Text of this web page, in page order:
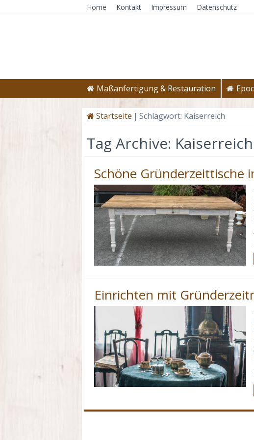
Home Kontakt Impressum Datenschutz
Maßanfertigung & Restauration
Startseite | Schlagwort: Kaiserreich
Tag Archive: Kaiserreich
Schöne Gründerzeittische
Einrichten mit